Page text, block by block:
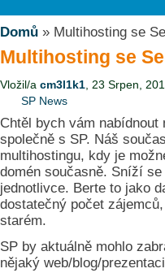
Domů» Multihosting se
Multihosting se
Vložil/a cm3l1k1, 23 Srpen,
SP News
Chtěl bych vám
společně s SP. Náš
multihostingu, kdy je
domén současně. Sníží
jednotlivce. Berte to jako
dostatečný počet
starém.
SP by aktuálně mohlo
nějaký web/blog/